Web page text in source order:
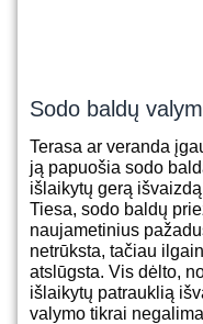
Sodo baldų
Terasa ar veranda
ją papuošia sodo
išlaikytų gerą
Tiesa, sodo baldų
naujametinius
netrūksta, tačiau
atslūgsta. Vis dėlto,
išlaikytų patrauklią
valymo tikrai